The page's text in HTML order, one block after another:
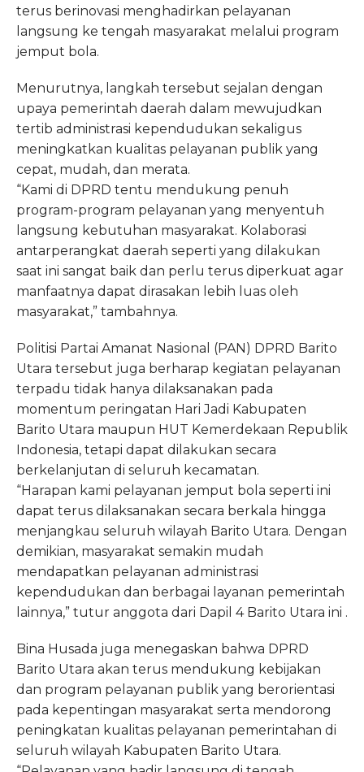
terus berinovasi menghadirkan pelayanan
langsung ke tengah masyarakat melalui program
jemput bola.
Menurutnya, langkah tersebut sejalan dengan
upaya pemerintah daerah dalam mewujudkan
tertib administrasi kependudukan sekaligus
meningkatkan kualitas pelayanan publik yang
cepat, mudah, dan merata.
“Kami di DPRD tentu mendukung penuh
program-program pelayanan yang menyentuh
langsung kebutuhan masyarakat. Kolaborasi
antarperangkat daerah seperti yang dilakukan
saat ini sangat baik dan perlu terus diperkuat agar
manfaatnya dapat dirasakan lebih luas oleh
masyarakat,” tambahnya.
Politisi Partai Amanat Nasional (PAN) DPRD Barito
Utara tersebut juga berharap kegiatan pelayanan
terpadu tidak hanya dilaksanakan pada
momentum peringatan Hari Jadi Kabupaten
Barito Utara maupun HUT Kemerdekaan Republik
Indonesia, tetapi dapat dilakukan secara
berkelanjutan di seluruh kecamatan.
“Harapan kami pelayanan jemput bola seperti ini
dapat terus dilaksanakan secara berkala hingga
menjangkau seluruh wilayah Barito Utara. Dengan
demikian, masyarakat semakin mudah
mendapatkan pelayanan administrasi
kependudukan dan berbagai layanan pemerintah
lainnya,” tutur anggota dari Dapil 4 Barito Utara ini .
Bina Husada juga menegaskan bahwa DPRD
Barito Utara akan terus mendukung kebijakan
dan program pelayanan publik yang berorientasi
pada kepentingan masyarakat serta mendorong
peningkatan kualitas pelayanan pemerintahan di
seluruh wilayah Kabupaten Barito Utara.